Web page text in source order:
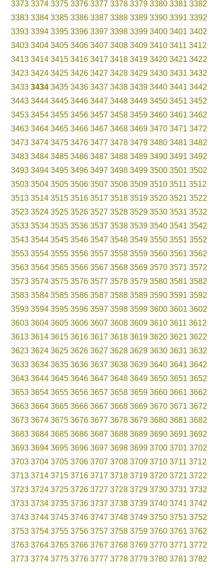
3373 3374 3375 3376 3377 3378 3379 3380 3381 3382
3383 3384 3385 3386 3387 3388 3389 3390 3391 3392
3393 3394 3395 3396 3397 3398 3399 3400 3401 3402
3403 3404 3405 3406 3407 3408 3409 3410 3411 3412
3413 3414 3415 3416 3417 3418 3419 3420 3421 3422
3423 3424 3425 3426 3427 3428 3429 3430 3431 3432
3433 3434 3435 3436 3437 3438 3439 3440 3441 3442
3443 3444 3445 3446 3447 3448 3449 3450 3451 3452
3453 3454 3455 3456 3457 3458 3459 3460 3461 3462
3463 3464 3465 3466 3467 3468 3469 3470 3471 3472
3473 3474 3475 3476 3477 3478 3479 3480 3481 3482
3483 3484 3485 3486 3487 3488 3489 3490 3491 3492
3493 3494 3495 3496 3497 3498 3499 3500 3501 3502
3503 3504 3505 3506 3507 3508 3509 3510 3511 3512
3513 3514 3515 3516 3517 3518 3519 3520 3521 3522
3523 3524 3525 3526 3527 3528 3529 3530 3531 3532
3533 3534 3535 3536 3537 3538 3539 3540 3541 3542
3543 3544 3545 3546 3547 3548 3549 3550 3551 3552
3553 3554 3555 3556 3557 3558 3559 3560 3561 3562
3563 3564 3565 3566 3567 3568 3569 3570 3571 3572
3573 3574 3575 3576 3577 3578 3579 3580 3581 3582
3583 3584 3585 3586 3587 3588 3589 3590 3591 3592
3593 3594 3595 3596 3597 3598 3599 3600 3601 3602
3603 3604 3605 3606 3607 3608 3609 3610 3611 3612
3613 3614 3615 3616 3617 3618 3619 3620 3621 3622
3623 3624 3625 3626 3627 3628 3629 3630 3631 3632
3633 3634 3635 3636 3637 3638 3639 3640 3641 3642
3643 3644 3645 3646 3647 3648 3649 3650 3651 3652
3653 3654 3655 3656 3657 3658 3659 3660 3661 3662
3663 3664 3665 3666 3667 3668 3669 3670 3671 3672
3673 3674 3675 3676 3677 3678 3679 3680 3681 3682
3683 3684 3685 3686 3687 3688 3689 3690 3691 3692
3693 3694 3695 3696 3697 3698 3699 3700 3701 3702
3703 3704 3705 3706 3707 3708 3709 3710 3711 3712
3713 3714 3715 3716 3717 3718 3719 3720 3721 3722
3723 3724 3725 3726 3727 3728 3729 3730 3731 3732
3733 3734 3735 3736 3737 3738 3739 3740 3741 3742
3743 3744 3745 3746 3747 3748 3749 3750 3751 3752
3753 3754 3755 3756 3757 3758 3759 3760 3761 3762
3763 3764 3765 3766 3767 3768 3769 3770 3771 3772
3773 3774 3775 3776 3777 3778 3779 3780 3781 3782